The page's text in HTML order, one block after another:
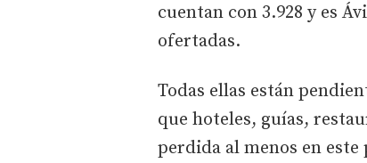
cuentan con 3.928 y es
ofertadas.
Todas ellas están
que hoteles, guías,
perdida al menos en este